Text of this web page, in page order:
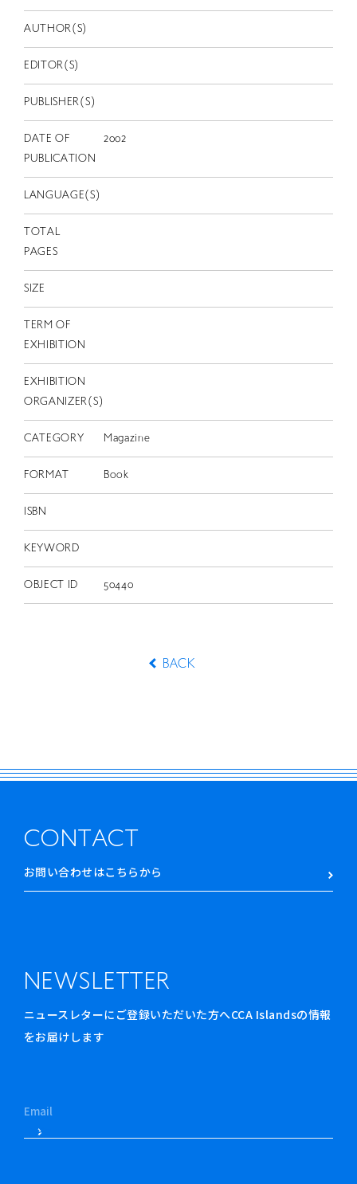
JP
AUTHOR(S)
EDITOR(S)
PUBLISHER(S)
DATE OF
PUBLICATION
2002
LANGUAGE(S)
TOTAL
PAGES
SIZE
TERM OF
EXHIBITION
EXHIBITION
ORGANIZER(S)
CATEGORY Magazine
FORMAT Book
ISBN
KEYWORD
OBJECT ID 50440
BACK
CONTACT
お問い合わせはこちらから
NEWSLETTER
ニュースレターにご登録いただいた方へCCA Islandsの情報
をお届けします